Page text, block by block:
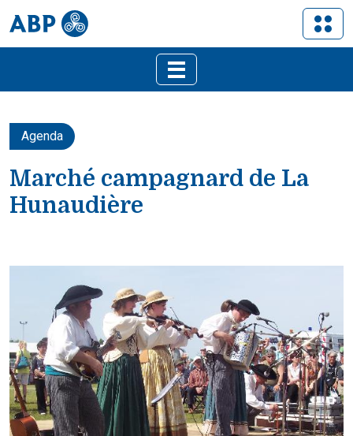
Agenda
Marché campagnard de La
Hunaudière